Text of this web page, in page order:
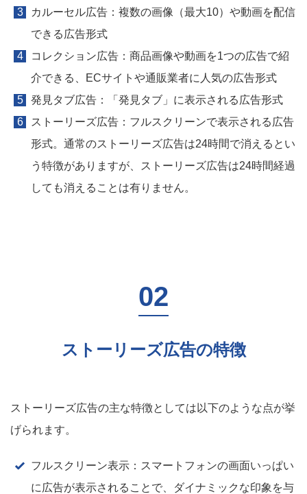
カルーセル広告：複数の画像（最大10）や動画を配信
できる広告形式
コレクション広告：商品画像や動画を1つの広告で紹
介できる、ECサイトや通販業者に人気の広告形式
発見タブ広告：「発見タブ」に表示される広告形式
ストーリーズ広告：フルスクリーンで表示される広告
形式。通常のストーリーズ広告は24時間で消えるとい
う特徴がありますが、ストーリーズ広告は2️4時間経過
しても消えることは有りません。
ストーリーズ広告の特徴
ストーリーズ広告の主な特徴としては以下のような点が挙
げられます。
フルスクリーン表示：スマートフォンの画面いっぱい
に広告が表示されることで、ダイナミックな印象を与